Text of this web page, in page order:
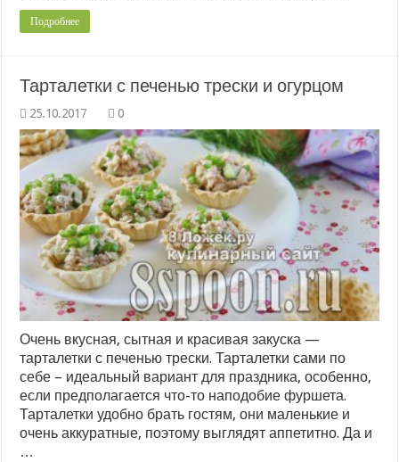
Подробнее
Тарталетки с печенью трески и огурцом
0
Очень вкусная, сытная и красивая закуска —
тарталетки с печенью трески. Тарталетки сами по
себе – идеальный вариант для праздника, особенно,
если предполагается что-то наподобие фуршета.
Тарталетки удобно брать гостям, они маленькие и
очень аккуратные, поэтому выглядят аппетитно. Да и
…